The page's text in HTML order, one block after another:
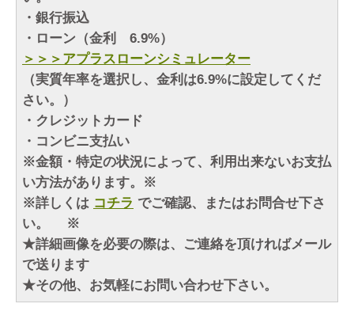
・銀行振込
・ローン（金利 6.9%）
＞＞＞アプラスローンシミュレーター
（実質年率を選択し、金利は6.9%に設定してくだ
さい。）
・クレジットカード
・コンビニ支払い
※金額・特定の状況によって、利用出来ないお支払
い方法があります。※
※詳しくは コチラ でご確認、またはお問合せ下さ
い。 ※
★詳細画像を必要の際は、ご連絡を頂ければメール
で送ります
★その他、お気軽にお問い合わせ下さい。